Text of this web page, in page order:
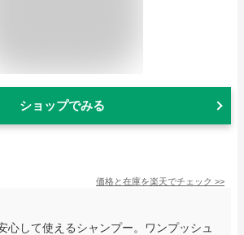
ショップでみる
価格と在庫を楽天でチェック >>
心して使えるシャンプー。ワンプッシュ